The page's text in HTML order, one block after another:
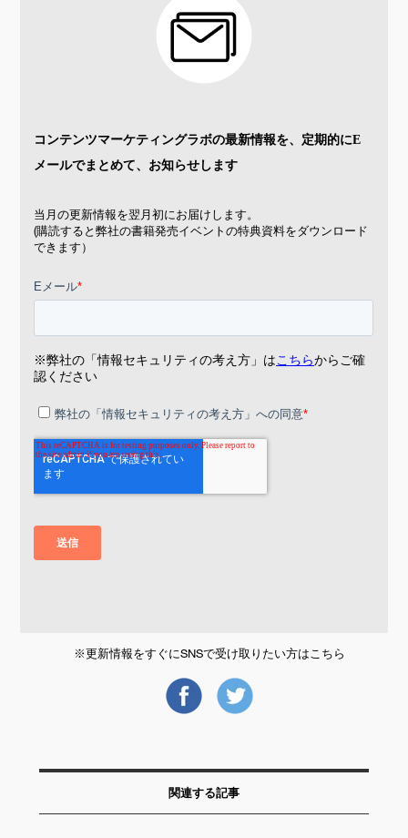
コンテンツマーケティングラボの最新情報を、 定期的にE
メールでまとめて、お知らせします
当月の更新情報を翌月初にお届けします。
(購読すると弊社の書籍発売イベントの特典資料をダウンロード
できます）
※更新情報をすぐにSNSで受け取りたい方はこちら
関連する記事